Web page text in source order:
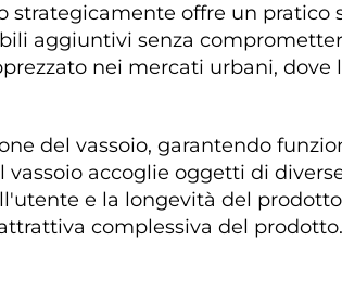
offre un pratico
aggiuntivi senza
nei mercati urbani,
del vassoio, garantendo
accoglie oggetti di
e la longevità del
complessiva del prodotto.